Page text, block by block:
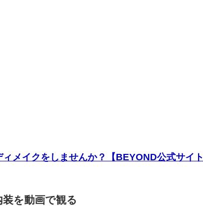
メイクをしませんか？【BEYOND公式サイト
を動画で観る